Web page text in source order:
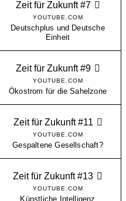
Zeit für Zukunft #7
YOUTUBE.COM
Deutschplus und Deutsche
Einheit
Zeit für Zukunft #9
YOUTUBE.COM
Ökostrom für die Sahelzone
Zeit für Zukunft #11
YOUTUBE.COM
Gespaltene Gesellschaft?
Zeit für Zukunft #13
YOUTUBE.COM